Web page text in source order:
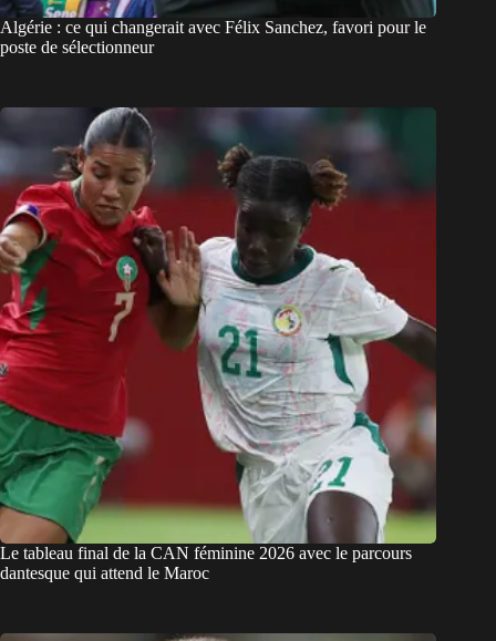
Algérie : ce qui changerait avec Félix Sanchez, favori pour le
poste de sélectionneur
Le tableau final de la CAN féminine 2026 avec le parcours
dantesque qui attend le Maroc